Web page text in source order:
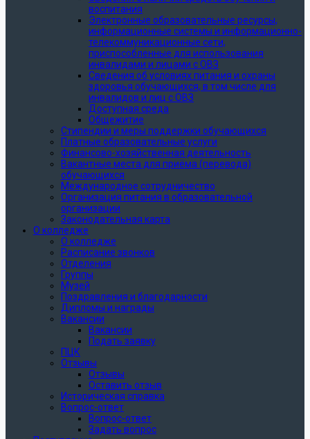
воспитания
Электронные образовательные ресурсы,
информационные системы и информационно-
телекоммуникационные сети,
приспособленные для использования
инвалидами и лицами с ОВЗ
Сведения об условиях питания и охраны
здоровья обучающихся, в том числе для
инвалидов и лиц с ОВЗ
Доступная среда
Общежитие
Стипендии и меры поддержки обучающихся
Платные образовательные услуги
Финансово-хозяйственная деятельность
Вакантные места для приёма (перевода)
обучающихся
Международное сотрудничество
Организация питания в образовательной
организации
Законодательная карта
О колледже
О колледже
Расписание звонков
Отделения
Группы
Музей
Поздравления и благодарности
Дипломы и награды
Вакансии
Вакансии
Подать заявку
ПЦК
Отзывы
Отзывы
Оставить отзыв
Историческая справка
Вопрос-ответ
Вопрос-ответ
Задать вопрос